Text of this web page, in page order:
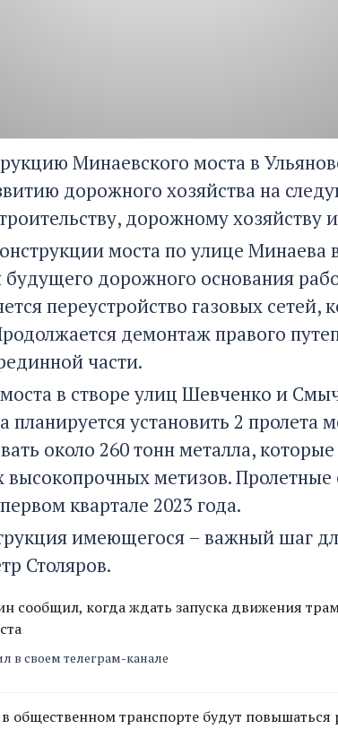
Минаевского моста в
дорожного хозяйства на
дорожному хозяйству
моста по улице Минаева
будущего дорожного основания
переустройство газовых сетей,
демонтаж правого
части.
в створе улиц Шевченко и
планируется установить 2
около 260 тонн металла,
метизов. Пролетные
квартале 2023 года.
имеющегося – важный шаг
Столяров.
сообщил, когда ждать запуска движения
в своем телеграм-канале
общественном транспорте будут повышаться